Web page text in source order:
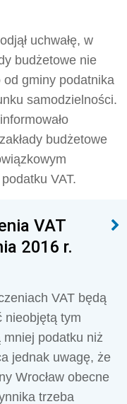
uchwałę, w
budżetowe nie
gminy podatnika
samodzielności.
budżetowe
VAT.
VAT
2016 r.
VAT będą
nieobjętą tym
podatku niż
jednak uwagę, że
Wrocław obecne
trzeba